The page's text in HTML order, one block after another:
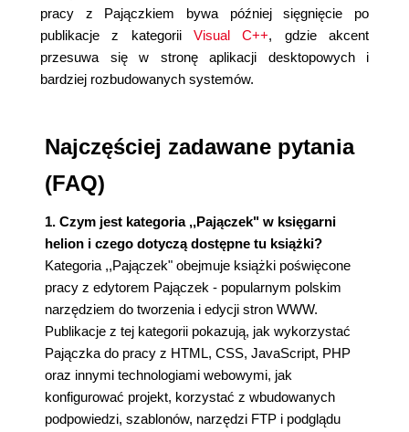
pracy z Pajączkiem bywa później sięgnięcie po
publikacje z kategorii Visual C++, gdzie akcent
przesuwa się w stronę aplikacji desktopowych i
bardziej rozbudowanych systemów.
Najczęściej zadawane pytania
(FAQ)
1. Czym jest kategoria ,,Pajączek" w księgarni
helion i czego dotyczą dostępne tu książki?
Kategoria ,,Pajączek" obejmuje książki poświęcone
pracy z edytorem Pajączek - popularnym polskim
narzędziem do tworzenia i edycji stron WWW.
Publikacje z tej kategorii pokazują, jak wykorzystać
Pajączka do pracy z HTML, CSS, JavaScript, PHP
oraz innymi technologiami webowymi, jak
konfigurować projekt, korzystać z wbudowanych
podpowiedzi, szablonów, narzędzi FTP i podglądu